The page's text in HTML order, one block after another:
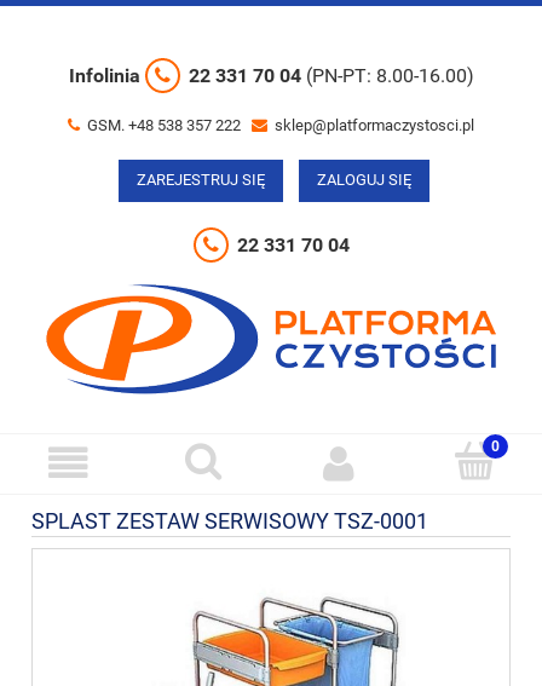
Infolinia 22 331 70 04 (PN-PT: 8.00-16.00)
GSM. +48 538 357 222 sklep@platformaczystosci.pl
ZAREJESTRUJ SIĘ ZALOGUJ SIĘ
22 331 70 04
SPLAST ZESTAW SERWISOWY TSZ-0001